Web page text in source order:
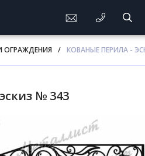
ОГРАЖДЕНИЯ / КОВАНЫЕ ПЕРИЛА -
№ 343